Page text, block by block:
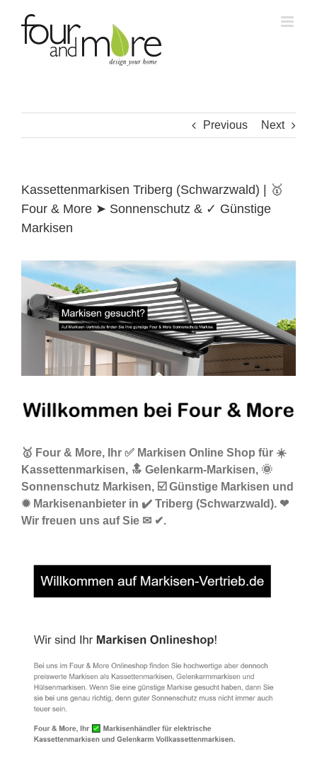
content
Previous Next
Kassettenmarkisen Triberg (Schwarzwald) | 🥇
Four & More ➤ Sonnenschutz & ✓ Günstige
Markisen
🥇 Four & More, Ihr ✅ Markisen Online Shop für ☀️
Kassettenmarkisen, 🔝 Gelenkarm-Markisen, 🌞
Sonnenschutz Markisen, ☑️ Günstige Markisen und
✹ Markisenanbieter in ✔️ Triberg (Schwarzwald). ❤
Wir freuen uns auf Sie ✉ ✔.